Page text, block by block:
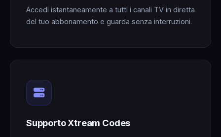
Accedi istantaneamente a tutti i canali TV in diretta
del tuo abbonamento e guarda senza interruzioni.
Supporto Xtream Codes